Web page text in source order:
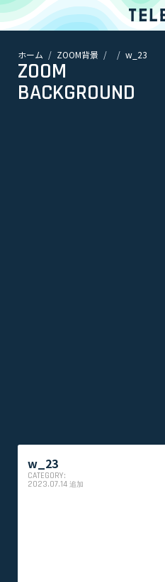
ホーム ZOOM背景 w_23
ZOOM
BACKGROUND
w_23
CATEGORY:
2023.07.14 追加